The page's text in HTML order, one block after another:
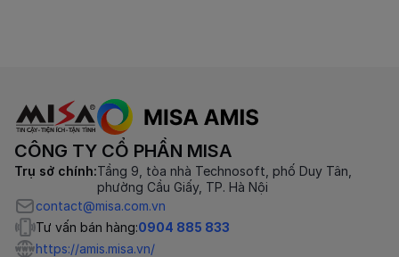
CÔNG TY CỔ PHẦN MISA
Trụ sở chính:Tầng 9, tòa nhà Technosoft, phố Duy Tân,
phường Cầu Giấy, TP. Hà Nội
contact@misa.com.vn
Tư vấn bán hàng:0904 885 833
https://amis.misa.vn/